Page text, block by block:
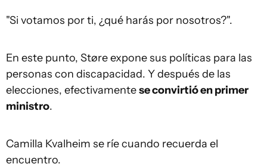
"Si votamos por ti, ¿qué harás por nosotros?".
En este punto, Støre expone sus políticas para las
personas con discapacidad. Y después de las
elecciones, efectivamentese convirtió en primer
ministro.
Camilla Kvalheim se ríe cuando recuerda el
encuentro.